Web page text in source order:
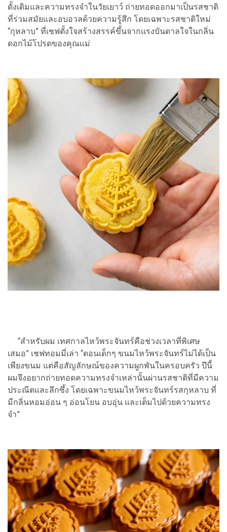
ดั้งเดิมและความทรงจำในวัยเยาว์ ถ่ายทอดออกมาเป็นรสชาติ
ที่ร่วมสมัยและอบอวลด้วยความรู้สึก โดยเฉพาะรสชาติใหม่
“กุหลาบ” ที่เชฟตั้งใจสร้างสรรค์ขึ้นจากแรงบันดาลใจในกลิ่น
ดอกไม้โปรดของคุณแม่
“สำหรับผม เทศกาลไหว้พระจันทร์คือช่วงเวลาที่พิเศษ
เสมอ” เชฟทอมมี่เล่า “ตอนเด็กๆ ขนมไหว้พระจันทร์ไม่ได้เป็น
เพียงขนม แต่คือสัญลักษณ์ของความผูกพันในครอบครัว ปีนี้
ผมจึงอยากถ่ายทอดความทรงจำเหล่านั้นผ่านรสชาติที่มีความ
ประณีตและลึกซึ้ง โดยเฉพาะขนมไหว้พระจันทร์รสกุหลาบ ที่
มีกลิ่นหอมอ่อน ๆ อ่อนโยน อบอุ่น และเต็มไปด้วยความทรง
จำ”